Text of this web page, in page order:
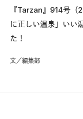
『Tarzan』914号（
に正しい温泉」いい
た！
文／編集部